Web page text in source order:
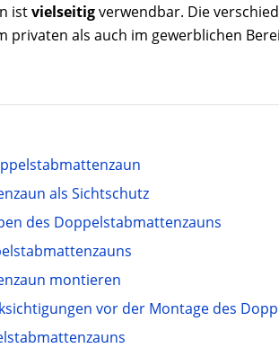
istvielseitigverwendbar. Die
privaten als auch im gewerblichen
als Sichtschutz
des Doppelstabmattenzauns
montieren
vor der Montage des